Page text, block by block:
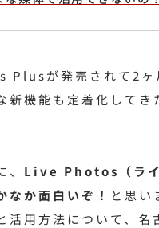
が発売されて2ヶ
新機能も定着化してき
Live Photos（ライ
なか面白いぞ！ と思い
活用方法について、名